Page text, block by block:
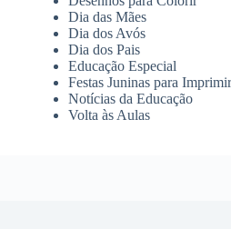
Dia das Mães
Dia dos Avós
Dia dos Pais
Educação Especial
Festas Juninas para
Notícias da Educação
Volta às Aulas